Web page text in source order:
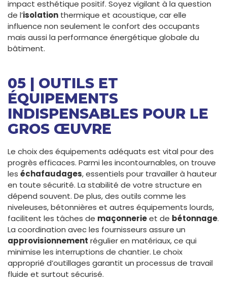
impact esthétique positif. Soyez vigilant à la question
de l’isolation thermique et acoustique, car elle
influence non seulement le confort des occupants
mais aussi la performance énergétique globale du
bâtiment.
05 | OUTILS ET
ÉQUIPEMENTS
INDISPENSABLES POUR LE
GROS ŒUVRE
Le choix des équipements adéquats est vital pour des
progrès efficaces. Parmi les incontournables, on trouve
les échafaudages, essentiels pour travailler à hauteur
en toute sécurité. La stabilité de votre structure en
dépend souvent. De plus, des outils comme les
niveleuses, bétonnières et autres équipements lourds,
facilitent les tâches de maçonnerieet de bétonnage.
La coordination avec les fournisseurs assure un
approvisionnement régulier en matériaux, ce qui
minimise les interruptions de chantier. Le choix
approprié d’outillages garantit un processus de travail
fluide et surtout sécurisé.